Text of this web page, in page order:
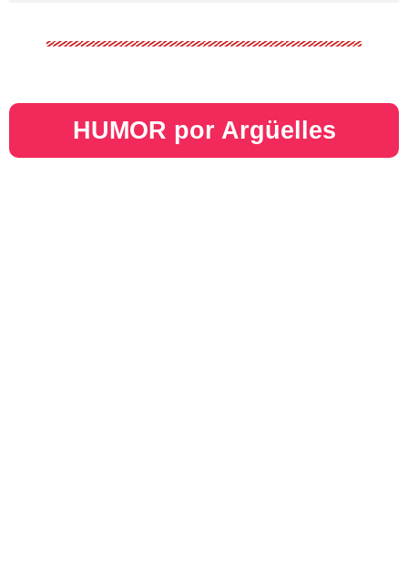
HUMOR por Argüelles​